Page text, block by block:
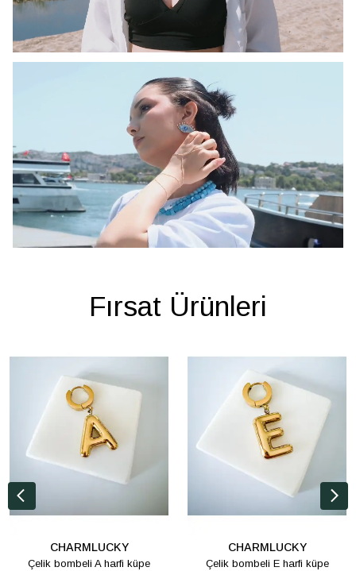
Fırsat Ürünleri
CHARMLUCKY
Çelik bombeli A harfi küpe
CHARMLUCKY
Çelik bombeli E harfi küpe